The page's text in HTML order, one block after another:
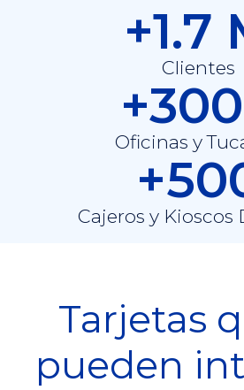
+1.7
Clientes
Oficinas y
Cajeros y Kioscos
Tarjetas
pueden